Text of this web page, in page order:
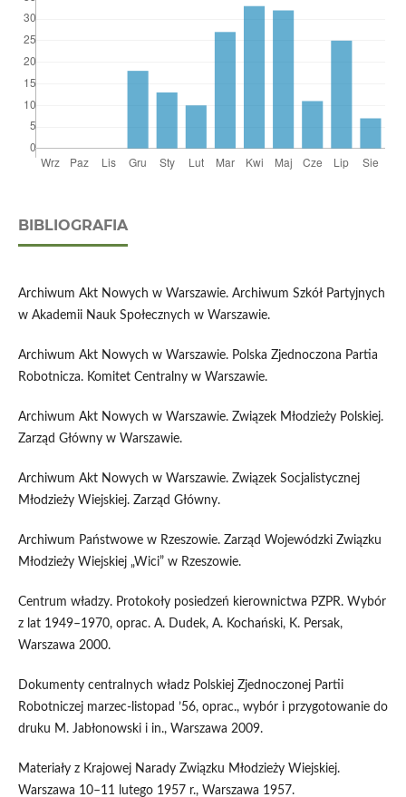
BIBLIOGRAFIA
Archiwum Akt Nowych w Warszawie. Archiwum Szkół Partyjnych
w Akademii Nauk Społecznych w Warszawie.
Archiwum Akt Nowych w Warszawie. Polska Zjednoczona Partia
Robotnicza. Komitet Centralny w Warszawie.
Archiwum Akt Nowych w Warszawie. Związek Młodzieży Polskiej.
Zarząd Główny w Warszawie.
Archiwum Akt Nowych w Warszawie. Związek Socjalistycznej
Młodzieży Wiejskiej. Zarząd Główny.
Archiwum Państwowe w Rzeszowie. Zarząd Wojewódzki Związku
Młodzieży Wiejskiej „Wici” w Rzeszowie.
Centrum władzy. Protokoły posiedzeń kierownictwa PZPR. Wybór
z lat 1949–1970, oprac. A. Dudek, A. Kochański, K. Persak,
Warszawa 2000.
Dokumenty centralnych władz Polskiej Zjednoczonej Partii
Robotniczej marzec-listopad ’56, oprac., wybór i przygotowanie do
druku M. Jabłonowski i in., Warszawa 2009.
Materiały z Krajowej Narady Związku Młodzieży Wiejskiej.
Warszawa 10–11 lutego 1957 r., Warszawa 1957.